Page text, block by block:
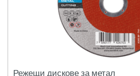
Режещи дискове за метал